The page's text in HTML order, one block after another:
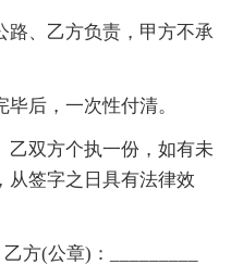
路、乙方负责，甲方不承
后，一次性付清。
乙双方个执一份，如有未
从签字之日具有法律效
方(公章)：_________